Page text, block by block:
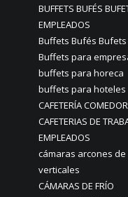
BUFFETS BUFÉS
EMPLEADOS
Buffets Bufés
Buffets para
buffets para horeca
buffets para hoteles
CAFETERÍA
CAFETERIAS DE
EMPLEADOS
cámaras arcones
verticales
CÁMARAS DE FRÍO